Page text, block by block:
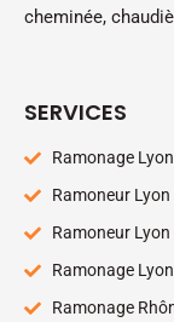
cheminée,
SERVICES
Ramonage Lyon
Ramoneur Lyon
Ramoneur Lyon
Ramonage
Ramonage